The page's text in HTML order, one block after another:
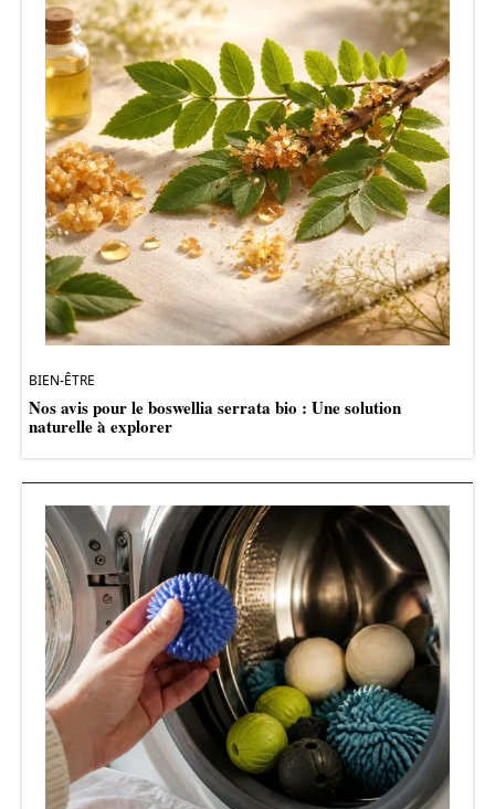
BIEN-ÊTRE
Nos avis pour le boswellia serrata bio : Une solution
naturelle à explorer